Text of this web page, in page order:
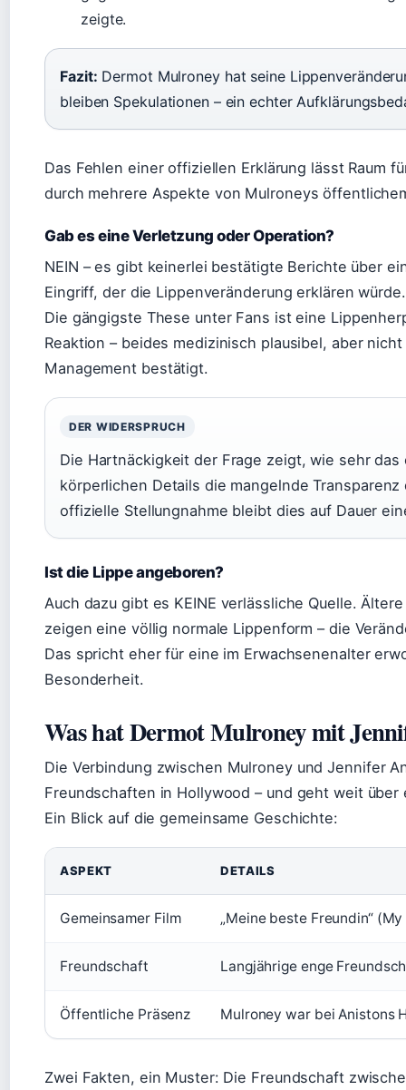
zeigte.
Fazit: Dermot Mulroney hat seine
bleiben Spekulationen – ein echter
Das Fehlen einer offiziellen Erklärung lässt Raum
durch mehrere Aspekte von Mulroneys
Gab es eine Verletzung oder Operation?
NEIN – es gibt keinerlei bestätigte Berichte über
Eingriff, der die Lippenveränderung erklären würde.
Die gängigste These unter Fans ist eine
Reaktion – beides medizinisch plausibel, aber
Management bestätigt.
DER WIDERSPRUCH
Die Hartnäckigkeit der Frage zeigt, wie sehr
körperlichen Details die mangelnde
offizielle Stellungnahme bleibt dies auf Dauer
Ist die Lippe angeboren?
Auch dazu gibt es KEINE verlässliche Quelle.
zeigen eine völlig normale Lippenform – die
Das spricht eher für eine im Erwachsenenalter
Besonderheit.
Was hat Dermot Mulroney mit
Die Verbindung zwischen Mulroney und Jennifer
Freundschaften in Hollywood – und geht weit
Ein Blick auf die gemeinsame Geschichte:
ASPEKT DETAILS
Gemeinsamer Film „Meine beste Freundin“
Freundschaft Langjährige enge
Öffentliche Präsenz Mulroney war bei Anistons
Zwei Fakten, ein Muster: Die Freundschaft